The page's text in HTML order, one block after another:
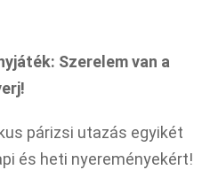
Szerelem van a
párizsi utazás egyikét
és heti nyereményekért!